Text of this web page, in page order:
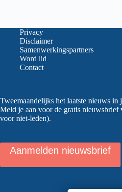
Privacy
Disclaimer
Samenwerkingspartners
Word lid
Contact
Tweemaandelijks het laatste nieuws in
Meld je aan voor de gratis
voor niet-leden).
Aanmelden nieuwsbrief